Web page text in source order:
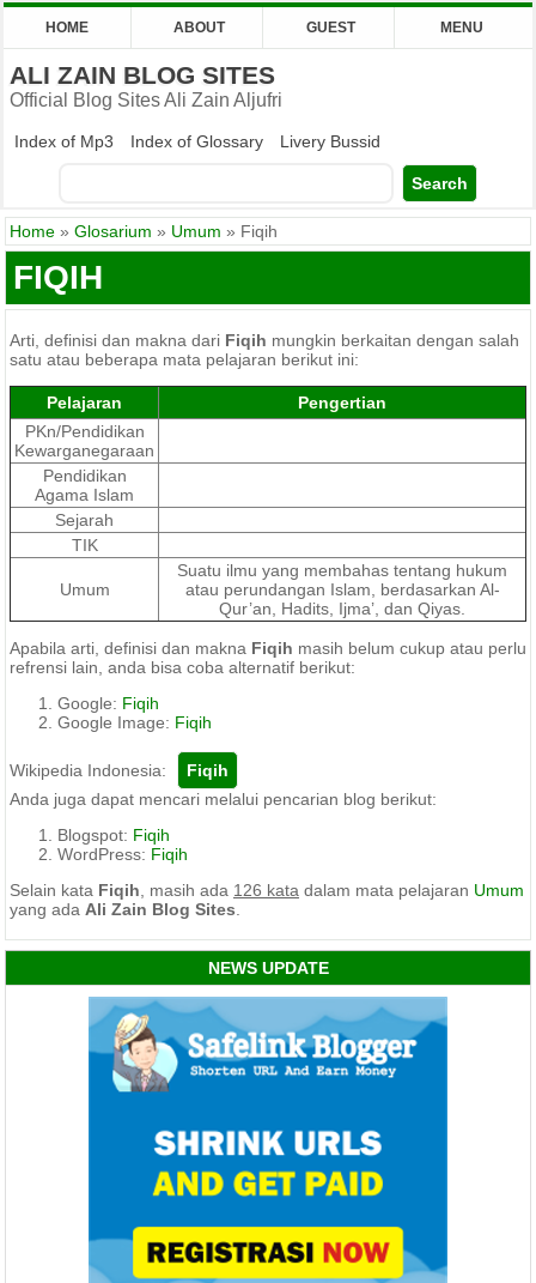
HOME ABOUT GUEST MENU
ALI ZAIN BLOG SITES
Official Blog Sites Ali Zain Aljufri
Index of Mp3 Index of Glossary Livery Bussid
Home » Glosarium » Umum » Fiqih
FIQIH
Arti, definisi dan makna dari Fiqih mungkin berkaitan dengan salah
satu atau beberapa mata pelajaran berikut ini:
Pelajaran
Pengertian
PKn/Pendidikan
Kewarganegaraan
Pendidikan
Agama Islam
Sejarah
TIK
Umum
Suatu ilmu yang membahas tentang hukum
atau perundangan Islam, berdasarkan Al-
Qur’an, Hadits, Ijma’, dan Qiyas.
Apabila arti, definisi dan makna Fiqih masih belum cukup atau perlu
refrensi lain, anda bisa coba alternatif berikut:
Google: Fiqih
Google Image: Fiqih
Wikipedia Indonesia:
Anda juga dapat mencari melalui pencarian blog berikut:
Blogspot: Fiqih
WordPress: Fiqih
Selain kata Fiqih , masih ada 126 kata dalam mata pelajaran Umum
yang ada Ali Zain Blog Sites
NEWS UPDATE